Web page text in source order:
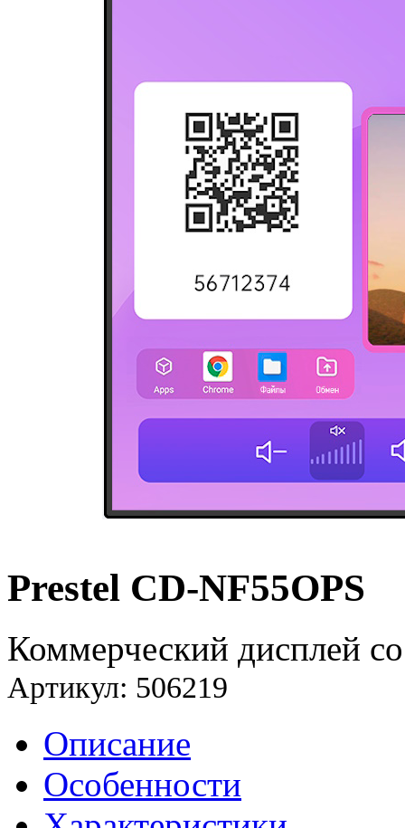
Prestel CD-NF55OPS
Коммерческий дисплей
Артикул: 506219
Описание
Особенности